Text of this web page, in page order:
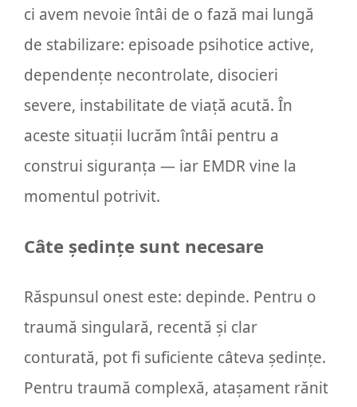
ci avem nevoie întâi de o fază mai lungă
de stabilizare: episoade psihotice active,
dependențe necontrolate, disocieri
severe, instabilitate de viață acută. În
aceste situații lucrăm întâi pentru a
construi siguranța — iar EMDR vine la
momentul potrivit.
Câte ședințe sunt necesare
Răspunsul onest este: depinde. Pentru o
traumă singulară, recentă și clar
conturată, pot fi suficiente câteva ședințe.
Pentru traumă complexă, atașament rănit